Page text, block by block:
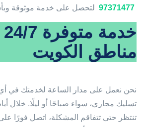
97371477 لتحصل على خدمة موثوقة
مناطق الكويت
نحن نعمل على مدار الساعة لخدمتك في
تسليك مجاري، سواء صباحًا أو ليلًا. خلال
تنتظر حتى تتفاقم المشكلة، اتصل فورًا